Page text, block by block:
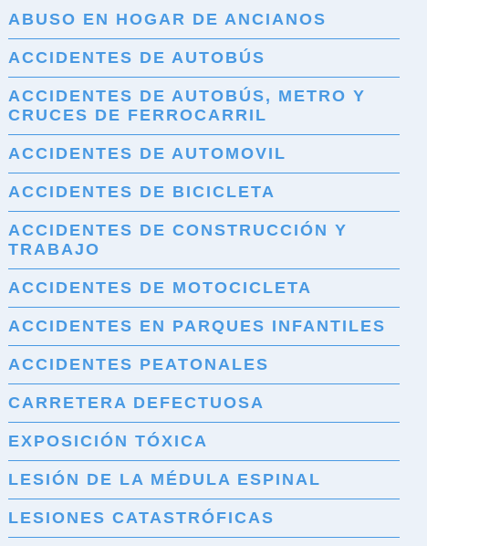
ABUSO EN HOGAR DE ANCIANOS
ACCIDENTES DE AUTOBÚS
ACCIDENTES DE AUTOBÚS, METRO Y
CRUCES DE FERROCARRIL
ACCIDENTES DE AUTOMOVIL
ACCIDENTES DE BICICLETA
ACCIDENTES DE CONSTRUCCIÓN Y
TRABAJO
ACCIDENTES DE MOTOCICLETA
ACCIDENTES EN PARQUES INFANTILES
ACCIDENTES PEATONALES
CARRETERA DEFECTUOSA
EXPOSICIÓN TÓXICA
LESIÓN DE LA MÉDULA ESPINAL
LESIONES CATASTRÓFICAS